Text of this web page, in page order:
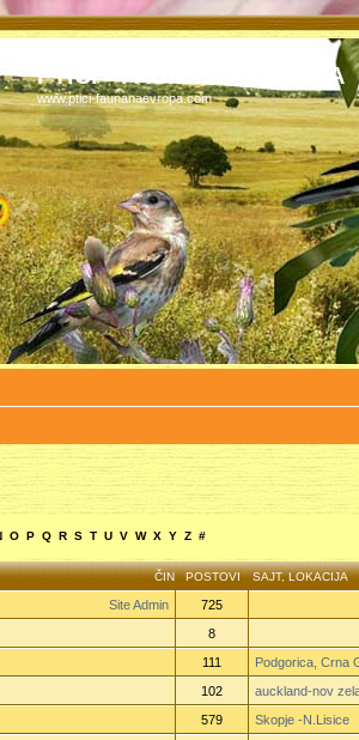
PTICI - FAUNA NA EVROPA
www.ptici-faunanaevropa.com
O P Q R S T U V W X Y Z #
ČIN POSTOVI SAJT,LOKACIJA
Site Admin 725
8
111 Podgorica, Crna
102 auckland-nov
579 Skopje -N.Lisice